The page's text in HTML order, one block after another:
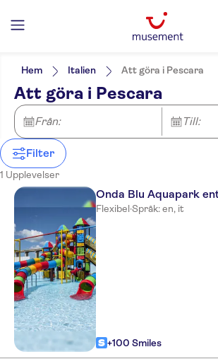
Filters
NO-PICKUP
Alternativ
Entréavgift ingår
Elektronisk biljett
Omedelbar bekräftelse
Biljetter och evenemang
Språk på utflykten
Hem Italien Att göra i Pescara
Att göra i Pescara
Från: Till:
Filter
1 Upplevelser
Onda Blu Aquapark
Flexibel·Språk: en, it
+100 Smiles